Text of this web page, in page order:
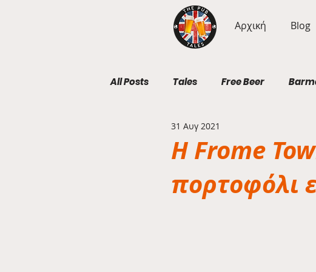
Αρχική Blog
All Posts Tales Free Beer
Geography Wednesdays
H Frome
πορτοφόλι
31 Αυγ 2021